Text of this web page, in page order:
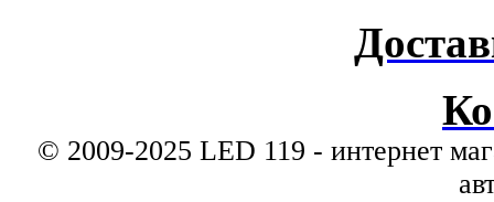
© 2009-2025 LED 119 - интернет